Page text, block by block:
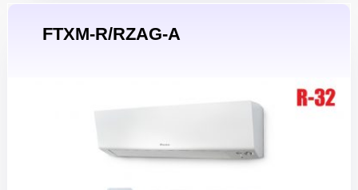
FTXM-R/RZAG-A